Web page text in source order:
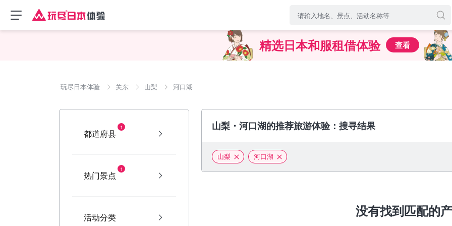
精选日本和服租借体验 查看
玩尽日本体验 关东 山梨 河口湖
都道府县
1
热门景点
1
活动分类
山梨・河口湖的推荐旅游体验：搜寻结果
山梨 河口湖
没有找到匹配的